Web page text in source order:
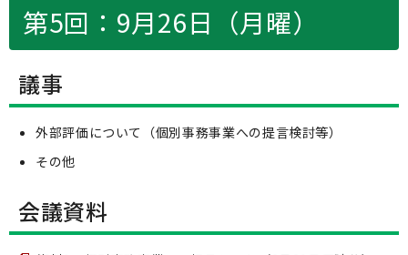
第5回：9月26日（月曜）
議事
外部評価について（個別事務事業への提言検討等）
その他
会議資料